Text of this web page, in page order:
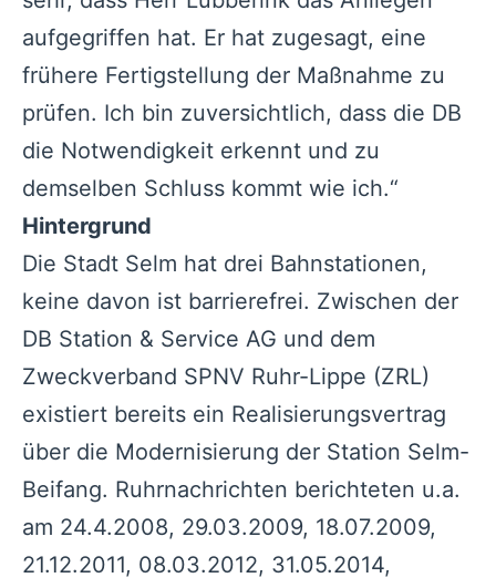
aufgegriffen hat. Er hat zugesagt, eine
frühere Fertigstellung der Maßnahme zu
prüfen. Ich bin zuversichtlich, dass die DB
die Notwendigkeit erkennt und zu
demselben Schluss kommt wie ich.“
Hintergrund
Die Stadt Selm hat drei Bahnstationen,
keine davon ist barrierefrei. Zwischen der
DB Station & Service AG und dem
Zweckverband SPNV Ruhr-Lippe (ZRL)
existiert bereits ein Realisierungsvertrag
über die Modernisierung der Station Selm-
Beifang. Ruhrnachrichten berichteten u.a.
am 24.4.2008, 29.03.2009, 18.07.2009,
21.12.2011, 08.03.2012, 31.05.2014,